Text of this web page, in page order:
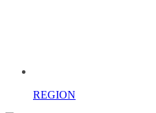
REGION